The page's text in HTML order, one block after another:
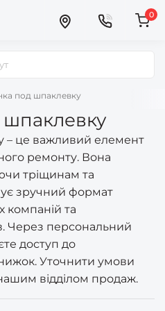
0
под шпаклевку
– це важливий елемент
ремонту. Вона
тріщинам та
зручний формат
компаній та
Через персональний
доступ до
Уточнити умови
нашим відділом продаж.